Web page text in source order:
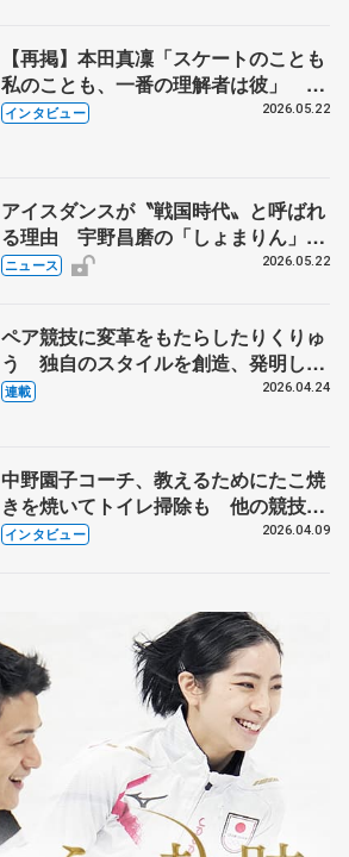
【再掲】本田真凜「スケートのことも
私のことも、一番の理解者は彼」 引
退時の単独インタビューで語った競技
インタビュー 2026.05.22
アイスダンスが〝戦国時代〟と呼ばれ
る理由 宇野昌磨の「しょまりん」ら
実力者が相次いで参戦 国内の競争激
ニュース 2026.05.22
ペア競技に変革をもたらしたりくりゅ
う 独自のスタイルを創造、発明した
【引退発表後②】
連載 2026.04.24
中野園子コーチ、教えるためにたこ焼
きを焼いてトイレ掃除も 他の競技に
も通用するという坂本花織の筋肉
インタビュー 2026.04.09